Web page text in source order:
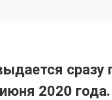
июня 2020 года.